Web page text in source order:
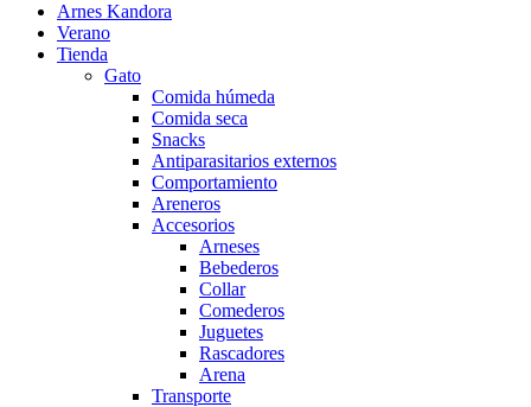
Arnes Kandora
Verano
Tienda
Gato
Comida húmeda
Comida seca
Snacks
Antiparasitarios externos
Comportamiento
Areneros
Accesorios
Arneses
Bebederos
Collar
Comederos
Juguetes
Rascadores
Arena
Transporte